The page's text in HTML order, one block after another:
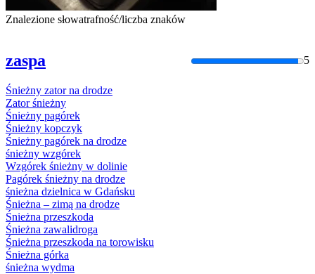
Znalezione słowatrafność/liczba znaków
zaspa 5
Śnieżny zator na drodze
Zator śnieżny
Śnieżny pagórek
Śnieżny kopczyk
Śnieżny pagórek na drodze
śnieżny wzgórek
Wzgórek śnieżny w dolinie
Pagórek śnieżny na drodze
śnieżna dzielnica w Gdańsku
Śnieżna – zimą na drodze
Śnieżna przeszkoda
Śnieżna zawalidroga
Śnieżna przeszkoda na torowisku
Śnieżna górka
śnieżna wydma